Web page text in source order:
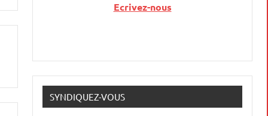
Ecrivez-nous
SYNDIQUEZ-VOUS